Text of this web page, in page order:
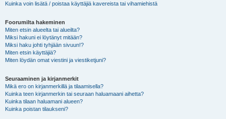
Kuinka voin lisätä / poistaa käyttäjiä kavereista tai vihamiehistä
Foorumilta hakeminen
Miten etsin alueelta tai alueilta?
Miksi hakuni ei löytänyt mitään?
Miksi haku johti tyhjään sivuun!?
Miten etsin käyttäjiä?
Miten löydän omat viestini ja viestiketjuni?
Seuraaminen ja kirjanmerkit
Mikä ero on kirjanmerkillä ja tilaamisella?
Kuinka teen kirjanmerkin tai seuraan haluamaani aihetta?
Kuinka tilaan haluamani alueen?
Kuinka poistan tilaukseni?